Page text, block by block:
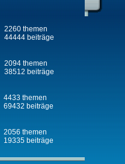
2260 themen
44444 beiträge
2094 themen
38512 beiträge
4433 themen
69432 beiträge
2056 themen
19335 beiträge